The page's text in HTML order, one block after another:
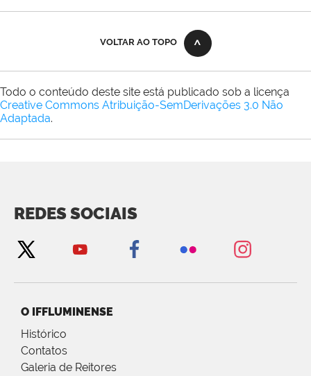
VOLTAR AO TOPO
Todo o conteúdo deste site está publicado sob a licença
Creative Commons Atribuição-SemDerivações 3.0 Não
Adaptada.
REDES SOCIAIS
O IFFLUMINENSE
Histórico
Contatos
Galeria de Reitores